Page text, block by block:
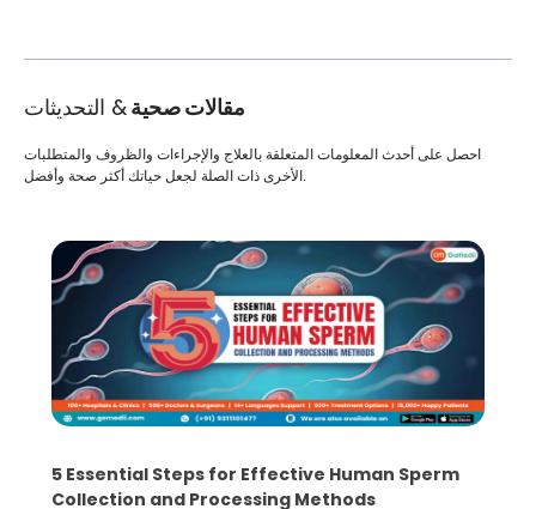
مقالات صحية& التحديثات
احصل على أحدث المعلومات المتعلقة بالعلاج والإجراءات والظروف والمتطلبات
الأخرى ذات الصلة لجعل حياتك أكثر صحة وأفضل.
5 Essential Steps for Effective Human Sperm
Collection and Processing Methods